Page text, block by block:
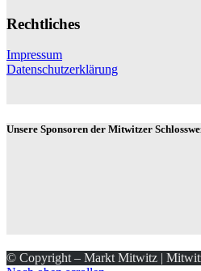
Rechtliches
Impressum
Datenschutzerklärung
Unsere Sponsoren der Mitwitzer
© Copyright – Markt Mitwitz |